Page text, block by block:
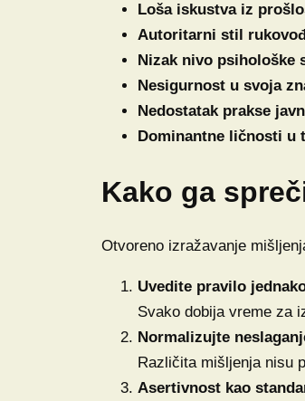
Loša iskustva iz
Autoritarni stil
Nizak nivo psihološke
Nesigurnost u svoja
Nedostatak prakse
Dominantne ličnosti u
Kako ga
Otvoreno izražavanje
Uvedite pravilo
Svako dobija vreme za
Normalizujte
Različita mišljenja nisu
Asertivnost kao